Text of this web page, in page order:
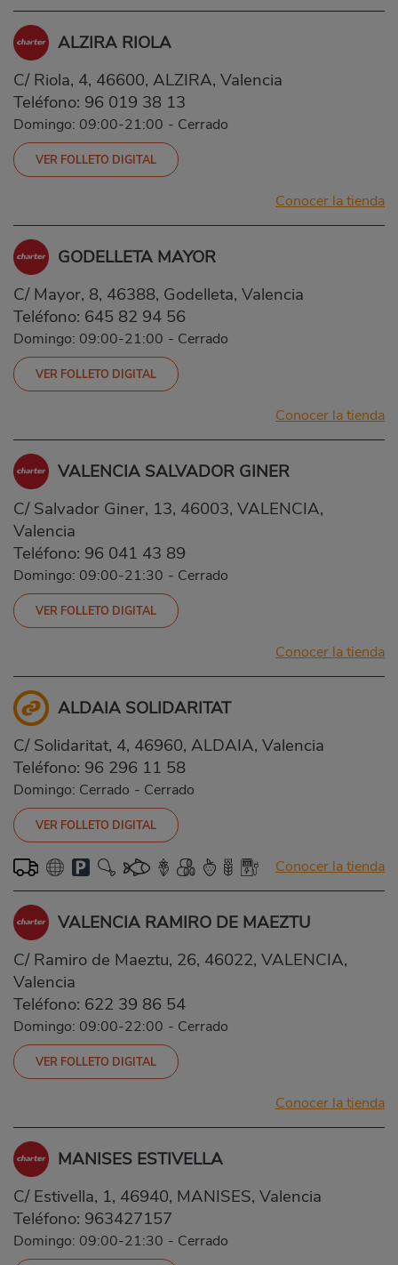
ALZIRA RIOLA
C/ Riola, 4, 46600, ALZIRA, Valencia
Teléfono: 96 019 38 13
Domingo: 09:00-21:00 - Cerrado
VER FOLLETO DIGITAL
Conocer la tienda
GODELLETA MAYOR
C/ Mayor, 8, 46388, Godelleta, Valencia
Teléfono: 645 82 94 56
Domingo: 09:00-21:00 - Cerrado
VER FOLLETO DIGITAL
Conocer la tienda
VALENCIA SALVADOR GINER
C/ Salvador Giner, 13, 46003, VALENCIA,
Valencia
Teléfono: 96 041 43 89
Domingo: 09:00-21:30 - Cerrado
VER FOLLETO DIGITAL
Conocer la tienda
ALDAIA SOLIDARITAT
C/ Solidaritat, 4, 46960, ALDAIA, Valencia
Teléfono: 96 296 11 58
Domingo: Cerrado - Cerrado
VER FOLLETO DIGITAL
Conocer la tienda
VALENCIA RAMIRO DE MAEZTU
C/ Ramiro de Maeztu, 26, 46022, VALENCIA,
Valencia
Teléfono: 622 39 86 54
Domingo: 09:00-22:00 - Cerrado
VER FOLLETO DIGITAL
Conocer la tienda
MANISES ESTIVELLA
C/ Estivella, 1, 46940, MANISES, Valencia
Teléfono: 963427157
Domingo: 09:00-21:30 - Cerrado